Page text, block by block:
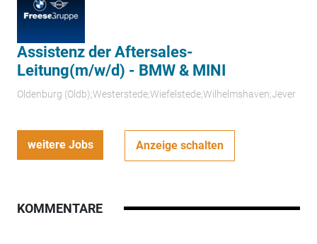
Assistenz der Aftersales-
Leitung(m/w/d) - BMW & MINI
Oldenburg (Oldb);Westerstede;Wiefelstede;Wilhelmshaven;Jever
weitere Jobs Anzeige schalten
KOMMENTARE